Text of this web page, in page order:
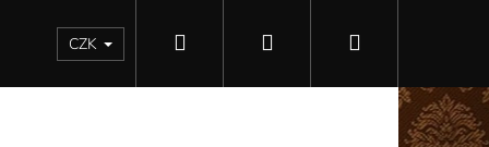
KontaktyCZK Přihlášení
košík